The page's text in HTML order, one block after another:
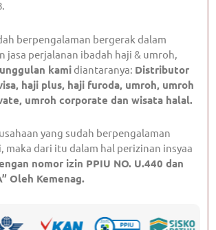
berpengalaman bergerak dalam
jasa perjalanan ibadah haji & umroh,
kamidiantaranya: Distributor
haji plus, haji furoda, umroh, umroh
umroh corporate dan wisata halal.
yang sudah berpengalaman
maka dari itu dalam hal perizinan insyaa
nomor izin PPIU NO. U.440 dan
Oleh Kemenag.